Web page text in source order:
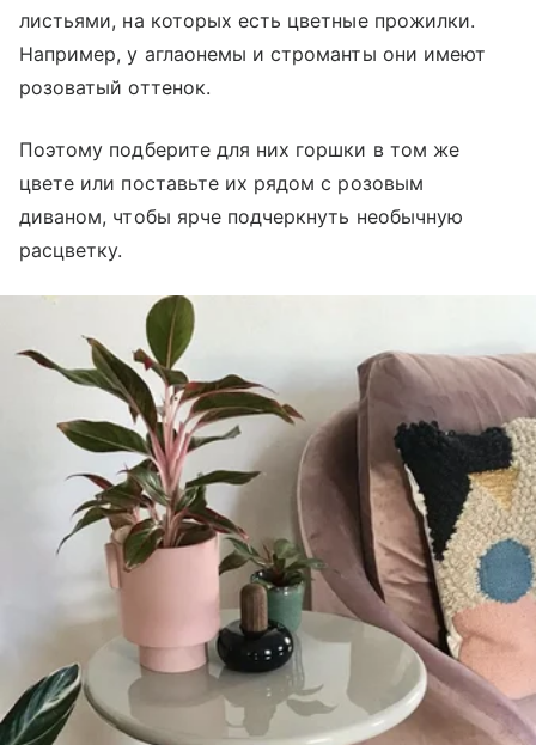
листьями, на которых есть цветные прожилки.
Например, у аглаонемы и строманты они имеют
розоватый оттенок.
Поэтому подберите для них горшки в том же
цвете или поставьте их рядом с розовым
диваном, чтобы ярче подчеркнуть необычную
расцветку.